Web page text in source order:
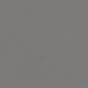
„Rzeka